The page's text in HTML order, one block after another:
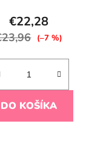
€22,28
(–7 %)
DO KOŠÍKA